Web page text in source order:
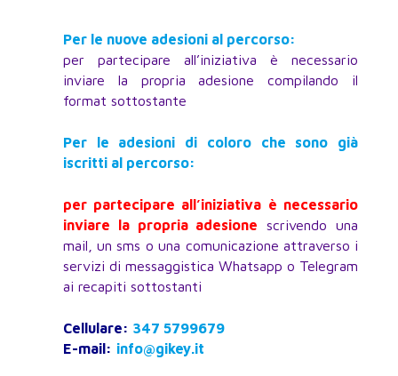
Per le nuove adesioni al percorso:
per partecipare all’iniziativa è necessario
inviare la propria adesione compilando il
format sottostante
Per le adesioni di coloro che sono già
iscritti al percorso:
per partecipare all’iniziativa è necessario
inviare la propria adesione scrivendo una
mail, un sms o una comunicazione attraverso i
servizi di messaggistica Whatsapp o Telegram
ai recapiti sottostanti
Cellulare: 347 5799679
E-mail: info@gikey.it